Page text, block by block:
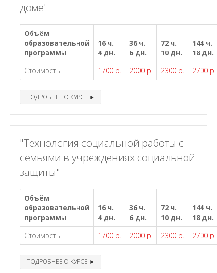
доме"
Объём
образовательной
программы
16 ч.
4 дн.
36 ч.
6 дн.
72 ч.
10 дн.
144 ч.
18 дн.
Стоимость
1700 р. 2000 р. 2300 р. 2700 р.
ПОДРОБНЕЕ О КУРСЕ ►
"Технология социальной работы с
семьями в учреждениях социальной
защиты"
Объём
образовательной
программы
16 ч.
4 дн.
36 ч.
6 дн.
72 ч.
10 дн.
144 ч.
18 дн.
Стоимость
1700 р. 2000 р. 2300 р. 2700 р.
ПОДРОБНЕЕ О КУРСЕ ►